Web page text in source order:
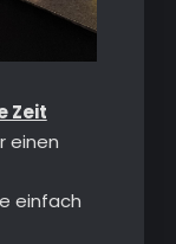
Zeit
einen
einfach